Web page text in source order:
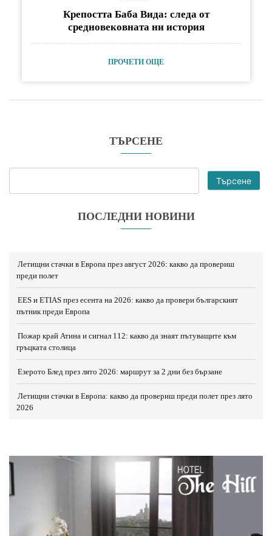
ТЪРСЕНЕ
Търсене
ПОСЛЕДНИ НОВИНИ
Летищни стачки в Европа през август 2026: какво да провериш
преди полет
EES и ETIAS през есента на 2026: какво да провери българският
пътник преди Европа
Пожар край Атина и сигнал 112: какво да знаят пътуващите към
гръцката столица
Езерото Блед през лято 2026: маршрут за 2 дни без бързане
Летищни стачки в Европа: какво да провериш преди полет през лято
2026
Крепостта Баба Вида: следа от
средновековната ни история
ПРОЧЕТИ ОЩЕ